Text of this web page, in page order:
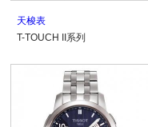
天梭表
T-TOUCH II系列